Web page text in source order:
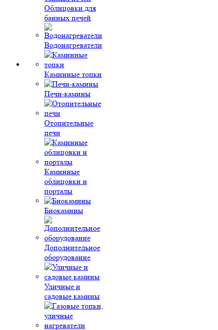
Облицовки для
банных печей
Водонагреватели
Каминные топки
Печи-камины
Отопительные
печи
Каминные
облицовки и
порталы
Биокамины
Дополнительное
оборудование
Уличные и
садовые камины